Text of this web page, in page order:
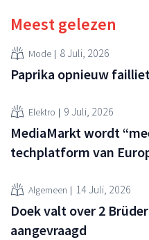
Meest gelezen
Mode 8 Juli, 2026
Paprika opnieuw
Elektro 9 Juli, 2026
MediaMarkt wordt
techplatform van
Algemeen 14 Juli, 2026
Doek valt over 2
aangevraagd